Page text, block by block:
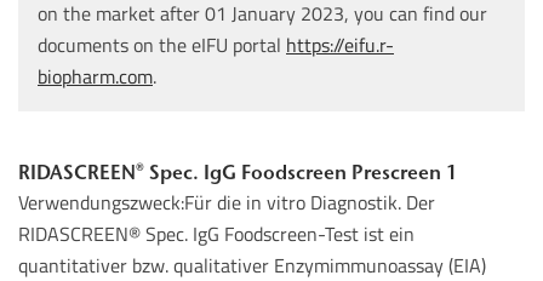
on the market after 01 January 2023, you can find our
documents on the eIFU portal https://eifu.r-
biopharm.com.
RIDASCREEN® Spec. IgG Foodscreen Prescreen 1
Verwendungszweck:Für die in vitro Diagnostik. Der
RIDASCREEN® Spec. IgG Foodscreen-Test ist ein
quantitativer bzw. qualitativer Enzymimmunoassay (EIA)